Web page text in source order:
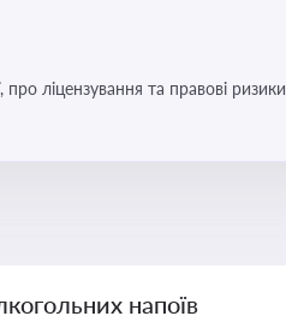
ліцензування та правові ризики
напоїв